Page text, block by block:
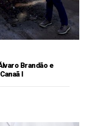
Brandão e
I